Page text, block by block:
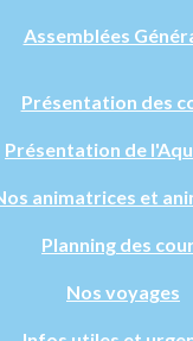
Assemblées
Présentation des
Présentation de
animatrices et
Planning des
Nos voyages